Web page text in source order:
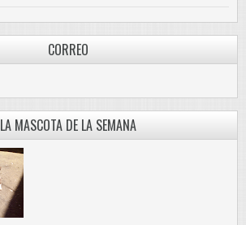
CORREO
LA MASCOTA DE LA SEMANA